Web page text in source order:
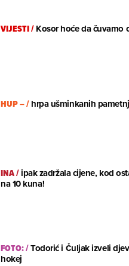
VIJESTI/Kosor hoće da čuvamo
HUP –/hrpa ušminkanih
INA/ipak zadržala cijene, kod
na 10 kuna!
FOTO:/Todorić i Čuljak izveli
hokej